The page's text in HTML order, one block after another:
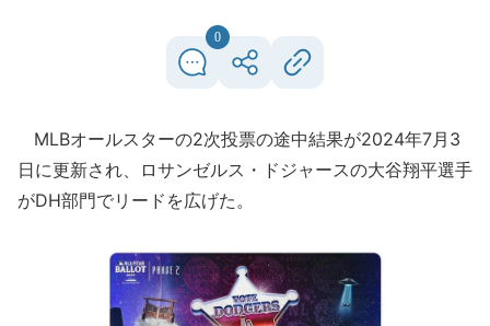
0
MLBオールスターの2次投票の途中結果が2024年7月3
日に更新され、ロサンゼルス・ドジャースの大谷翔平選手
がDH部門でリードを広げた。